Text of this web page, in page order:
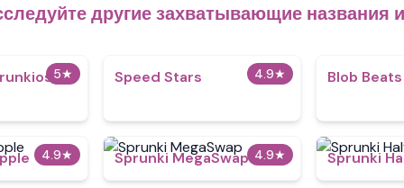
другие захватывающие названия
5★ 4.9★
​​Speed Stars​ Blob Beats​
4.9★ 4.9★
Sprunki MegaSwap Sprunki